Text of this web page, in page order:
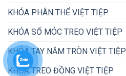
KHÓA PHÂN THỂ VIỆT TIỆP
KHÓA SỐ MÓC TREO VIỆT TIỆP
KHÓA TAY NẮM TRÒN VIỆT TIỆP
KHÓA TREO ĐỒNG VIỆT TIỆP